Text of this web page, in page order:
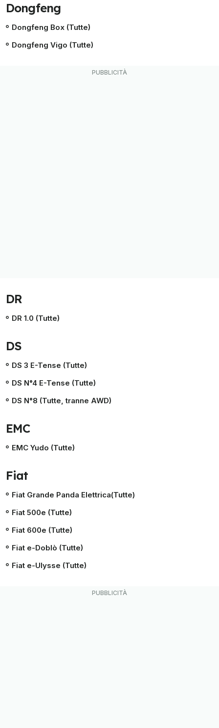
Dongfeng
Dongfeng Box (Tutte)
Dongfeng Vigo (Tutte)
DR
DR 1.0 (Tutte)
DS
DS 3 E-Tense (Tutte)
DS N°4 E-Tense (Tutte)
DS N°8 (Tutte, tranne AWD)
EMC
EMC Yudo (Tutte)
Fiat
Fiat Grande Panda Elettrica(Tutte)
Fiat 500e (Tutte)
Fiat 600e (Tutte)
Fiat e-Doblò (Tutte)
Fiat e-Ulysse (Tutte)